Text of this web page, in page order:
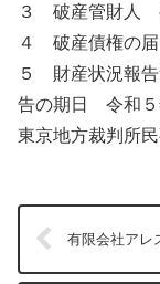
３ 破産管財
４ 破産債権の
５ 財産状況報告
告の期日 令和５
東京地方裁判所
有限会社アレ